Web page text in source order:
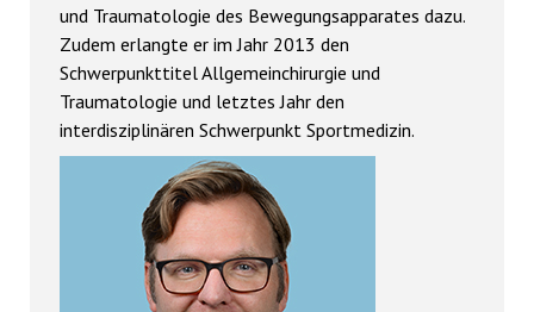
und Traumatologie des Bewegungsapparates dazu.
Zudem erlangte er im Jahr 2013 den
Schwerpunkttitel Allgemeinchirurgie und
Traumatologie und letztes Jahr den
interdisziplinären Schwerpunkt Sportmedizin.